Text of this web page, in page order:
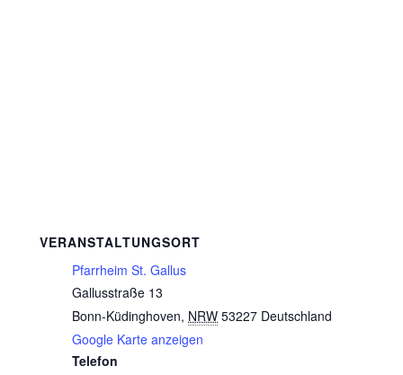
VERANSTALTUNGSORT
Pfarrheim St. Gallus
Gallusstraße 13
Bonn-Küdinghoven, NRW 53227 Deutschland
Google Karte anzeigen
Telefon